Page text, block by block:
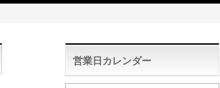
営業日カレンダー